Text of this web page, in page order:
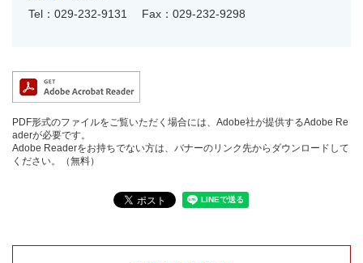
Tel：029-232-9131
Fax：029-232-9298
PDF形式のファイルをご覧いただく場合には、Adobe社が提供するAdobe Re
aderが必要です。
Adobe Readerをお持ちでない方は、バナーのリンク先からダウンロードして
ください。（無料）